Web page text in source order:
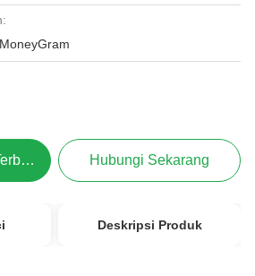
Hubungi Sekarang
Deskripsi Produk